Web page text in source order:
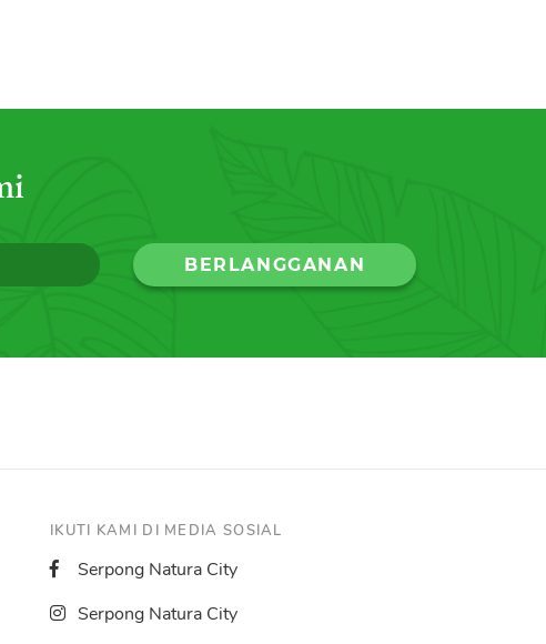
IKUTI KAMI DI MEDIA SOSIAL
Serpong Natura City
Serpong Natura City